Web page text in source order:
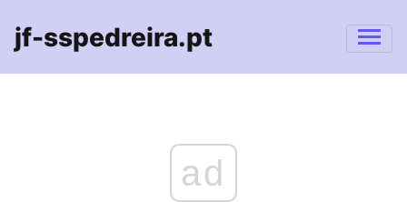
jf-sspedreira.pt
ad